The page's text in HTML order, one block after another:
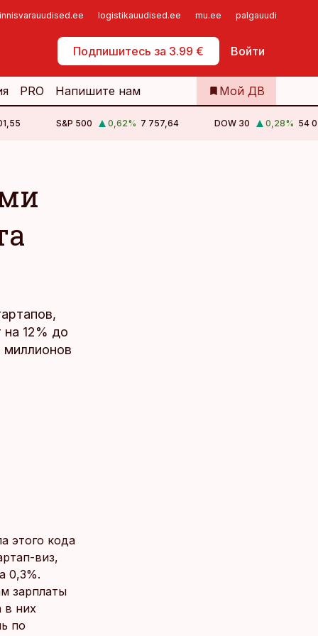
logistikauudised.ee mu.ee palgauudised.ee
Подпишитесь за 3.99 € Войти
Самообслуживание
PRO Напишите нам Мой ДВ
S&P 500 0,62% 7 757,64 DOW 30 0,28% 54
на 12% до
миллионов
этого кода
виз,
0,3%.
зарплаты
в них
по